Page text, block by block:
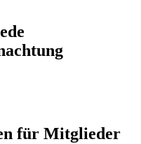
für Mitglieder